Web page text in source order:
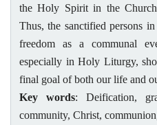
the Holy Spirit in the Church
Thus, the sanctified persons
freedom as a communal
especially in Holy Liturgy,
final goal of both our life and
Key words: Deification,
community, Christ,